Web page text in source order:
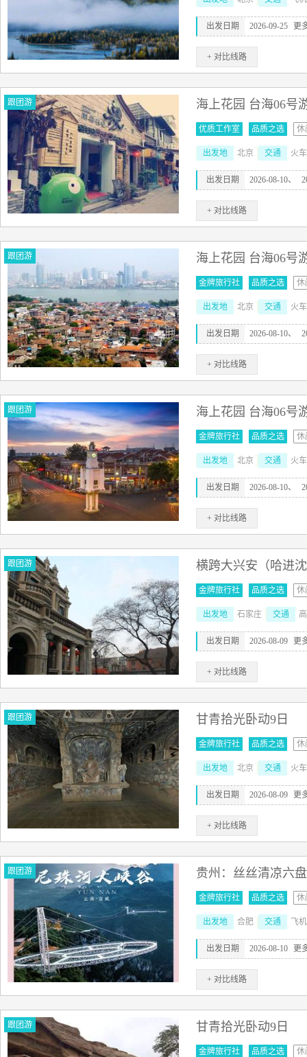
出发日期 2026-09-25 更
+ 对比线路
跟团游 海上花园 台海06号
优质工作室 品质之选 休
出发地 北京 交通 火
出发日期 2026-08-10、
+ 对比线路
跟团游 海上花园 台海06号
金牌旅行社 品质之选 休
出发地 北京 交通 火
出发日期 2026-08-10、
+ 对比线路
跟团游 海上花园 台海06号
金牌旅行社 品质之选 休
出发地 北京 交通 火
出发日期 2026-08-10、
+ 对比线路
跟团游 横跨大兴安（哈进
金牌旅行社 品质之选 休
出发地 石家庄 交通
出发日期 2026-08-09 更
+ 对比线路
跟团游 甘青拾光卧动9日
金牌旅行社 品质之选 休
出发地 北京 交通 火
出发日期 2026-08-09 更
+ 对比线路
跟团游 贵州：丝丝清凉六
金牌旅行社 品质之选 休
出发地 合肥 交通 飞
出发日期 2026-08-10 更
+ 对比线路
跟团游 甘青拾光卧动9日
金牌旅行社 品质之选 休